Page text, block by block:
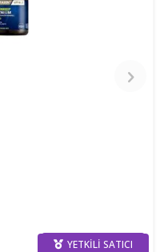
YETKILI SATICI